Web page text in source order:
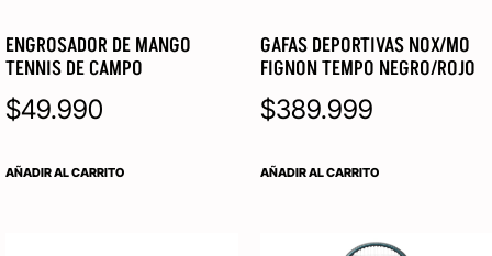
ENGROSADOR DE MANGO
TENNIS DE CAMPO
$49.990
AÑADIR AL CARRITO
GAFAS DEPORTIVAS NOX/MO
FIGNON TEMPO NEGRO/ROJO
$389.999
AÑADIR AL CARRITO